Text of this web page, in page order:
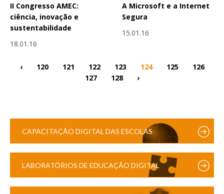
II Congresso AMEC:
ciência, inovação e
sustentabilidade
18.01.16
A Microsoft e a Internet
Segura
15.01.16
‹ 120 121 122 123 124 125
126
127
128 ›
CAPACITAÇÃO DIGITAL DAS ESCOLAS
LABORATÓRIOS DE EDUCAÇÃO DIGITAL